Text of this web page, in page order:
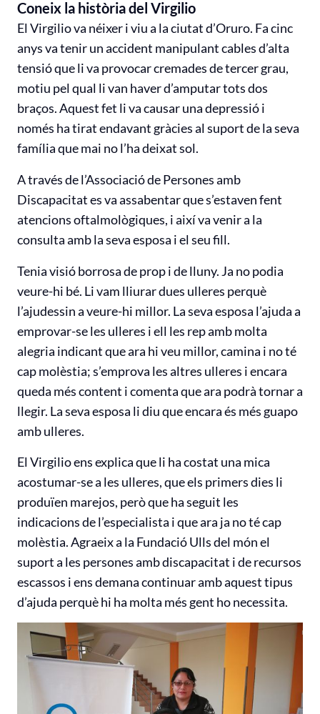
Coneix la història del Virgilio
El Virgilio va néixer i viu a la ciutat d’Oruro. Fa cinc
anys va tenir un accident manipulant cables d’alta
tensió que li va provocar cremades de tercer grau,
motiu pel qual li van haver d’amputar tots dos
braços. Aquest fet li va causar una depressió i
només ha tirat endavant gràcies al suport de la seva
família que mai no l’ha deixat sol.
A través de l’Associació de Persones amb
Discapacitat es va assabentar que s’estaven fent
atencions oftalmològiques, i així va venir a la
consulta amb la seva esposa i el seu fill.
Tenia visió borrosa de prop i de lluny. Ja no podia
veure-hi bé. Li vam lliurar dues ulleres perquè
l’ajudessin a veure-hi millor. La seva esposa l’ajuda a
emprovar-se les ulleres i ell les rep amb molta
alegria indicant que ara hi veu millor, camina i no té
cap molèstia; s’emprova les altres ulleres i encara
queda més content i comenta que ara podrà tornar a
llegir. La seva esposa li diu que encara és més guapo
amb ulleres.
El Virgilio ens explica que li ha costat una mica
acostumar-se a les ulleres, que els primers dies li
produïen marejos, però que ha seguit les
indicacions de l’especialista i que ara ja no té cap
molèstia. Agraeix a la Fundació Ulls del món el
suport a les persones amb discapacitat i de recursos
escassos i ens demana continuar amb aquest tipus
d’ajuda perquè hi ha molta més gent ho necessita.